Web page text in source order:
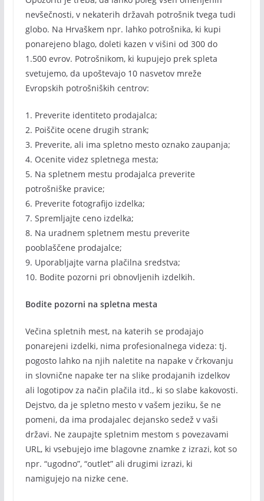
nevšečnosti, v nekaterih državah potrošnik tvega tudi
globo. Na Hrvaškem npr. lahko potrošnika, ki kupi
ponarejeno blago, doleti kazen v višini od 300 do
1.500 evrov. Potrošnikom, ki kupujejo prek spleta
svetujemo, da upoštevajo 10 nasvetov mreže
Evropskih potrošniških centrov:
1. Preverite identiteto prodajalca;
2. Poiščite ocene drugih strank;
3. Preverite, ali ima spletno mesto oznako zaupanja;
4. Ocenite videz spletnega mesta;
5. Na spletnem mestu prodajalca preverite
potrošniške pravice;
6. Preverite fotografijo izdelka;
7. Spremljajte ceno izdelka;
8. Na uradnem spletnem mestu preverite
pooblaščene prodajalce;
9. Uporabljajte varna plačilna sredstva;
10. Bodite pozorni pri obnovljenih izdelkih.
Bodite pozorni na spletna mesta
Večina spletnih mest, na katerih se prodajajo
ponarejeni izdelki, nima profesionalnega videza: tj.
pogosto lahko na njih naletite na napake v črkovanju
in ­slovnične napake ter na slike prodajanih izdelkov
ali logotipov za način plačila itd., ki so slabe kakovosti.
Dejstvo, da je spletno mesto v vašem jeziku, še ne
pomeni, da ima prodajalec dejansko sedež v vaši
državi. Ne zaupajte spletnim mestom s povezavami
URL, ki vsebujejo ime blagovne znamke z izrazi, kot so
npr. “ugodno”, “outlet” ali drugimi izrazi, ki
namigujejo na nizke cene.